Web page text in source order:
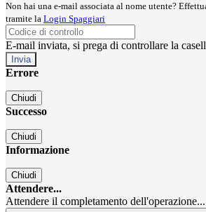
Non hai una e-mail associata al nome utente?
tramite la Login Spaggiari
E-mail inviata, si prega di controllare la
Errore
Chiudi
Successo
Chiudi
Informazione
Chiudi
Attendere...
Attendere il completamento dell'operazione...